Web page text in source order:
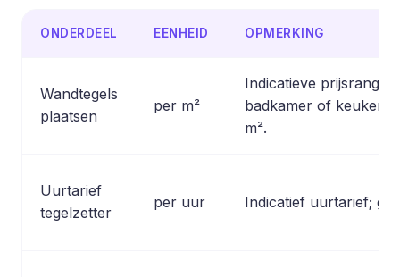
ONDERDEEL EENHEID OPMERKING
Wandtegels
plaatsen
per m²
Indicatieve prijsrange
badkamer of keuken;
m².
Uurtarief
tegelzetter
per uur Indicatief uurtarief;